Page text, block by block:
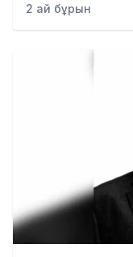
2 ай бұрын